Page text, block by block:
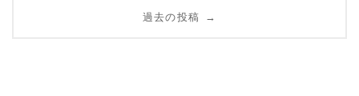
過去の投稿 →